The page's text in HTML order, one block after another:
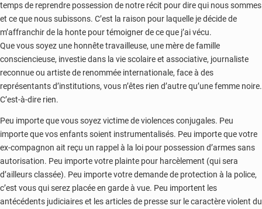
temps de reprendre possession de notre récit pour dire qui nous sommes
et ce que nous subissons. C’est la raison pour laquelle je décide de
m’affranchir de la honte pour témoigner de ce que j’ai vécu.
Que vous soyez une honnête travailleuse, une mère de famille
consciencieuse, investie dans la vie scolaire et associative, journaliste
reconnue ou artiste de renommée internationale, face à des
représentants d’institutions, vous n’êtes rien d’autre qu’une femme noire.
C’est-à-dire rien.
Peu importe que vous soyez victime de violences conjugales. Peu
importe que vos enfants soient instrumentalisés. Peu importe que votre
ex-compagnon ait reçu un rappel à la loi pour possession d’armes sans
autorisation. Peu importe votre plainte pour harcèlement (qui sera
d’ailleurs classée). Peu importe votre demande de protection à la police,
c’est vous qui serez placée en garde à vue. Peu importent les
antécédents judiciaires et les articles de presse sur le caractère violent du